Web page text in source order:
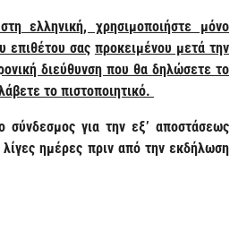
ελληνική, χρησιμοποιήστε μόνο
επιθέτου σας προκειμένου μετά την
διεύθυνση που θα δηλώσετε το
το πιστοποιητικό.
για την εξ’ αποστάσεως
ημέρες πριν από την εκδήλωση